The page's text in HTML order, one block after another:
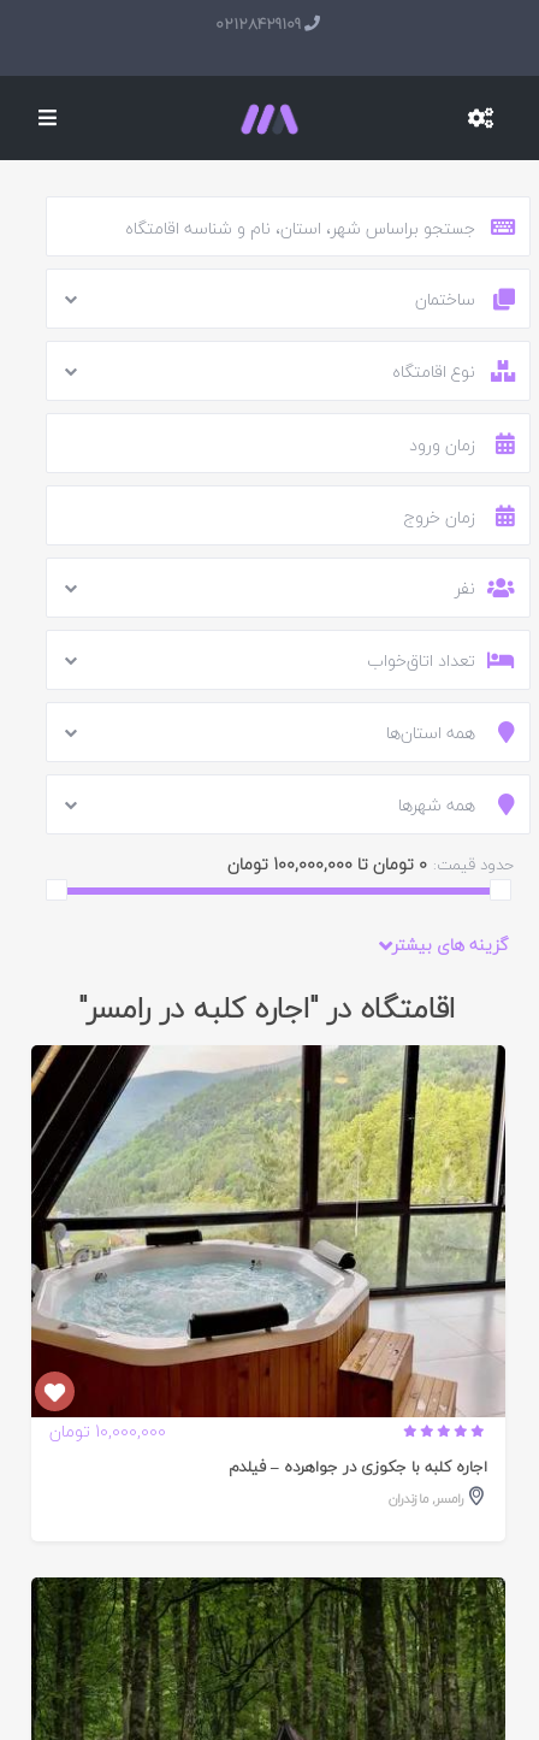
02128429109
ساختمان
نوع اقامتگاه
نفر
تعداد اتاق‌خواب
همه استان‌ها
همه شهرها
حدود قیمت: 0 تومان تا 100,000,000 تومان
گزینه های بیشتر
اقامتگاه در "اجاره کلبه در رامسر"
10,000,000 تومان
اجاره کلبه با جکوزی در جواهرده – فیلدم
رامسر,مازندران